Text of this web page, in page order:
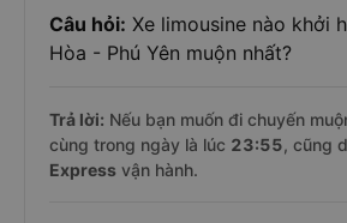
Câu hỏi: Xe limousine nào khởi
Hòa - Phú Yên muộn nhất?
Trả lời: Nếu bạn muốn đi chuyến
cùng trong ngày là lúc 23:55, cũng
Express vận hành.